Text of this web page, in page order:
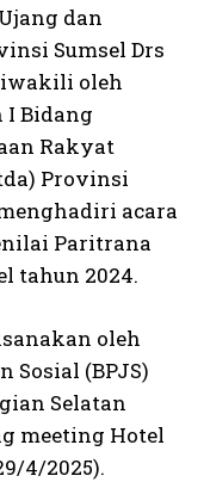
dan
Sumsel Drs
oleh
I Bidang
Rakyat
Provinsi
acara
Paritrana
tahun 2024.
oleh
Sosial (BPJS)
Selatan
meeting Hotel
4/2025).